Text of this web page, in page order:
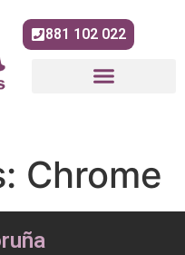
881 102 022
Chrome